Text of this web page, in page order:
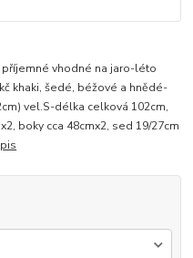
vhodné na jaro-léto
khaki, šedé, béžové a hnědé-
vel.S-délka celková 102cm,
boky cca 48cmx2, sed 19/27cm